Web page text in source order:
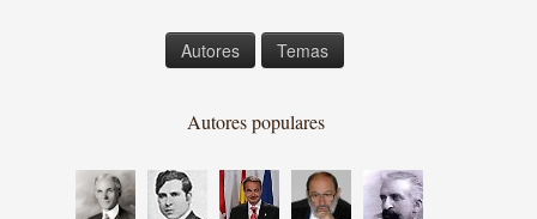
Autores Temas
Autores populares